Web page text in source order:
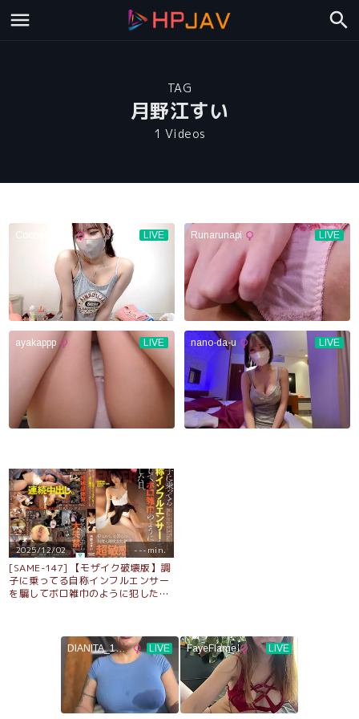
TAG
月野江すい
1 Videos
2025/12/02 ---min.
[SAME-147] 【モザイク破壊版】調
子に乗ってる自称インフルエンサー
を騙してボロ雑巾のように犯した